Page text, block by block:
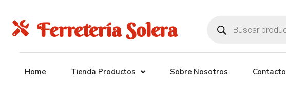
Ferretería Solera
Home Tienda Productos Sobre Nosotros Contacto